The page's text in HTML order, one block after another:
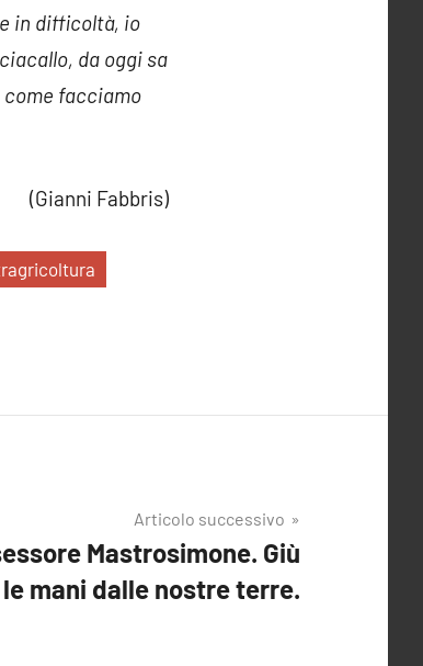
in difficoltà, io
da oggi sa
facciamo
(Gianni Fabbris)
Articolo successivo
Mastrosimone. Giù
le mani dalle nostre terre.